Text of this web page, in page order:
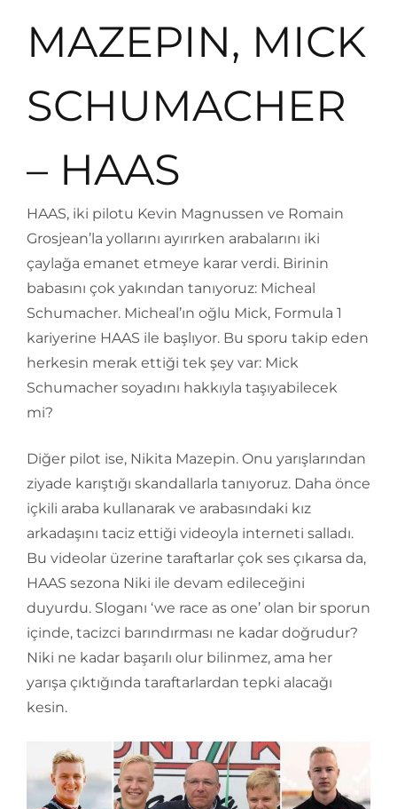
MAZEPIN, MICK
SCHUMACHER
– HAAS
HAAS, iki pilotu Kevin Magnussen ve Romain
Grosjean’la yollarını ayırırken arabalarını iki
çaylağa emanet etmeye karar verdi. Birinin
babasını çok yakından tanıyoruz: Micheal
Schumacher. Micheal’ın oğlu Mick, Formula 1
kariyerine HAAS ile başlıyor. Bu sporu takip eden
herkesin merak ettiği tek şey var: Mick
Schumacher soyadını hakkıyla taşıyabilecek
mi?
Diğer pilot ise, Nikita Mazepin. Onu yarışlarından
ziyade karıştığı skandallarla tanıyoruz. Daha önce
içkili araba kullanarak ve arabasındaki kız
arkadaşını taciz ettiği videoyla interneti salladı.
Bu videolar üzerine taraftarlar çok ses çıkarsa da,
HAAS sezona Niki ile devam edileceğini
duyurdu. Sloganı ‘we race as one’ olan bir sporun
içinde, tacizci barındırması ne kadar doğrudur?
Niki ne kadar başarılı olur bilinmez, ama her
yarışa çıktığında taraftarlardan tepki alacağı
kesin.